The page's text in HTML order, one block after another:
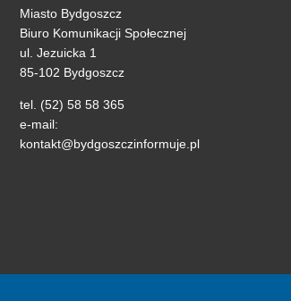
Miasto Bydgoszcz
Biuro Komunikacji Społecznej
ul. Jezuicka 1
85-102 Bydgoszcz
tel. (52) 58 58 365
e-mail:
kontakt@bydgoszczinformuje.pl